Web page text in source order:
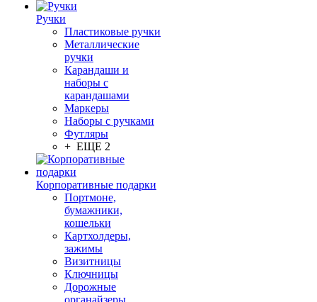
Ручки
Пластиковые ручки
Металлические
ручки
Карандаши и
наборы с
карандашами
Маркеры
Наборы с ручками
Футляры
+ ЕЩЕ 2
Корпоративные подарки
Портмоне,
бумажники,
кошельки
Картхолдеры,
зажимы
Визитницы
Ключницы
Дорожные
органайзеры